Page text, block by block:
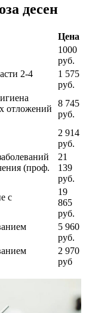
десен
Цена
1000
руб.
2-4
1 575
руб.
отложений
8 745
руб.
2 914
руб.
(проф.
21
139
руб.
с
19
865
руб.
5 960
руб.
2 970
руб